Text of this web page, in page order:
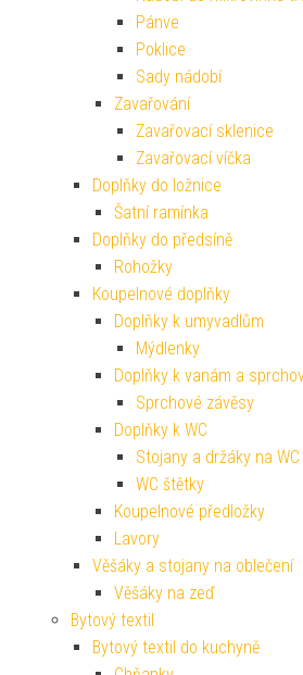
Pánve
Poklice
Sady nádobí
Zavařování
Zavařovací sklenice
Zavařovací víčka
Doplňky do ložnice
Šatní ramínka
Doplňky do předsíně
Rohožky
Koupelnové doplňky
Doplňky k umyvadlům
Mýdlenky
Doplňky k vanám a
Sprchové závěsy
Doplňky k WC
Stojany a držáky na
WC štětky
Koupelnové předložky
Lavory
Věšáky a stojany na oblečení
Věšáky na zeď
Bytový textil
Bytový textil do kuchyně